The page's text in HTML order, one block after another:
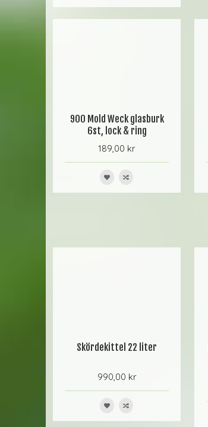
900 Mold Weck glasburk
6st, lock & ring
189,00 kr
Skördekittel 22 liter
990,00 kr